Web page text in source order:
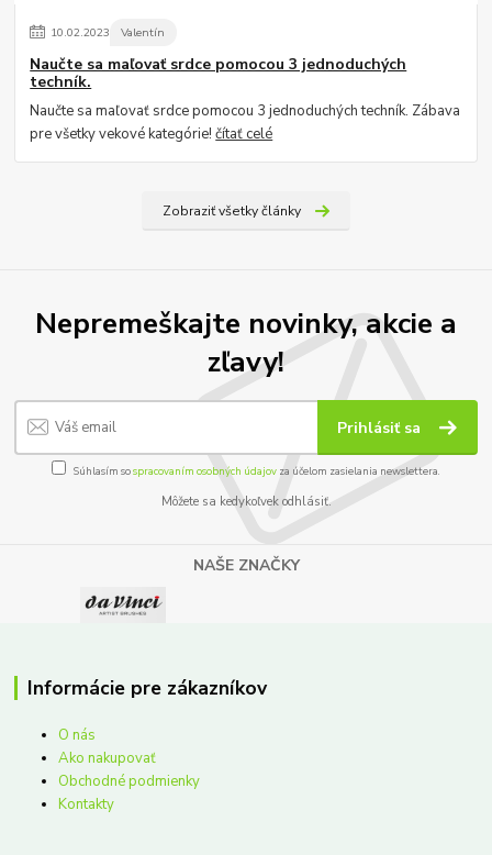
10.02.2023 Valentín
Naučte sa maľovať srdce pomocou 3 jednoduchých
techník.
Naučte sa maľovať srdce pomocou 3 jednoduchých techník. Zábava
pre všetky vekové kategórie!čítať celé
Zobraziť všetky články
Nepremeškajte novinky, akcie a
zľavy!
Prihlásiť sa
Súhlasím sospracovaním osobných údajov za účelom zasielania newslettera.
Môžete sa kedykoľvek odhlásiť.
NAŠE ZNAČKY
Informácie pre zákazníkov
O nás
Ako nakupovať
Obchodné podmienky
Kontakty